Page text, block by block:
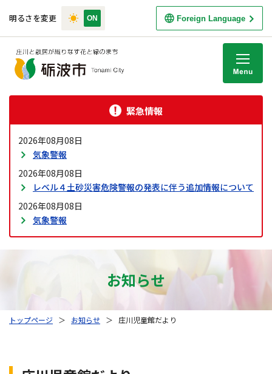
明るさを変更 Foreign Language
緊急情報
2026年08月08日
気象警報
2026年08月08日
レベル４土砂災害危険警報の発表に伴う追加情報について
2026年08月08日
気象警報
お知らせ
トップページ ＞ お知らせ ＞ 庄川児童館だより